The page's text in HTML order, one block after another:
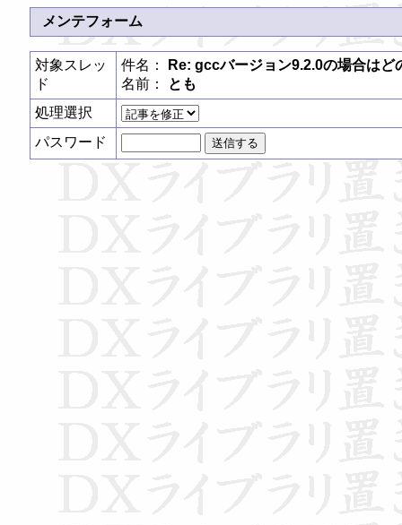
メンテフォーム
対象スレッ
ド
件名：
Re: gccバージョン9.2.0の場合は
名前：
とも
処理選択
パスワード